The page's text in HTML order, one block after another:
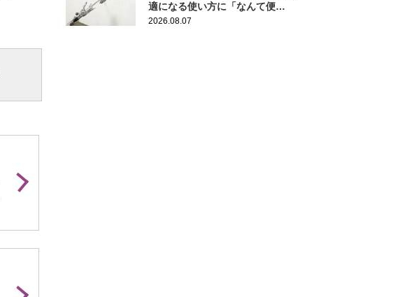
適になる使い方に「なんて便
利！」
2026.08.07